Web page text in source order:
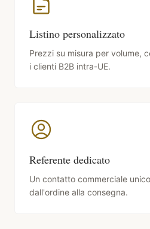
Listino personalizzato
Prezzi su misura per volume,
i clienti B2B intra-UE.
Referente dedicato
Un contatto commerciale
dall'ordine alla consegna.